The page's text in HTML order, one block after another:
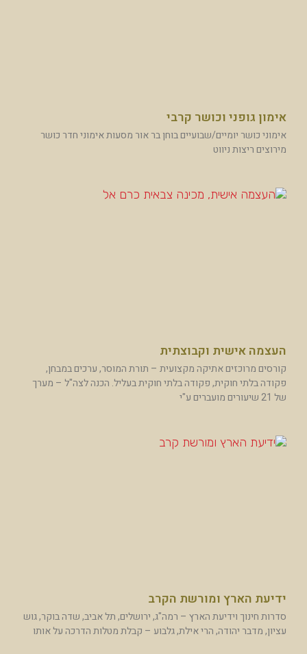
אימון גופני וכושר קרבי
אימוני כושר יומיים/שבועיים בוחן בר אור מסעות אימוני חדר כושר
מירוצים ריצות ניווט
העצמה אישית וקבוצתית
קורסים מרוכזים אתיקה מקצועית – תורת המוסר, ערכים במבחן,
פקודה בלתי חוקית, פקודה בלתי חוקית בעליל. הכנה לצה"ל – מערך
של 21 שיעורים מועברים ע"י
ידיעת הארץ ומורשת הקרב
סדרות חינוך וידיעת הארץ – רמה"ג, ירושלים, תל אביב, שדה בוקר, גוש
עציון, מדבר יהודה, הרי אילת, גלבוע – קבלת מטלות הדרכה על אותו